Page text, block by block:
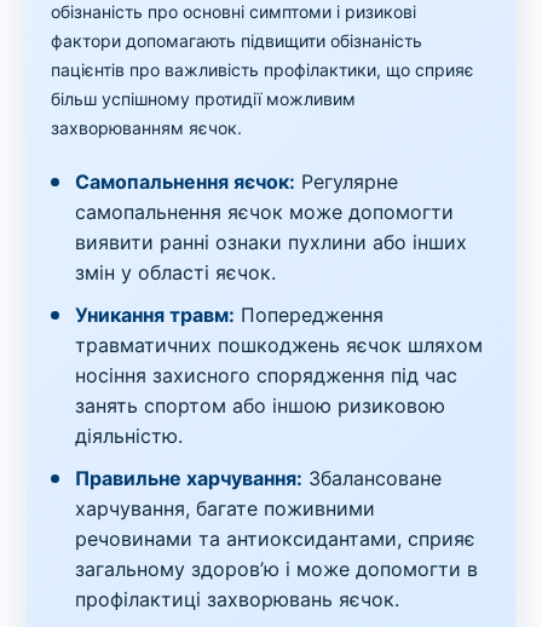
обізнаність про основні симптоми і ризикові
фактори допомагають підвищити обізнаність
пацієнтів про важливість профілактики, що сприяє
більш успішному протидії можливим
захворюванням яєчок.
Самопальнення яєчок: Регулярне
самопальнення яєчок може допомогти
виявити ранні ознаки пухлини або інших
змін у області яєчок.
Уникання травм: Попередження
травматичних пошкоджень яєчок шляхом
носіння захисного спорядження під час
занять спортом або іншою ризиковою
діяльністю.
Правильне харчування: Збалансоване
харчування, багате поживними
речовинами та антиоксидантами, сприяє
загальному здоров’ю і може допомогти в
профілактиці захворювань яєчок.